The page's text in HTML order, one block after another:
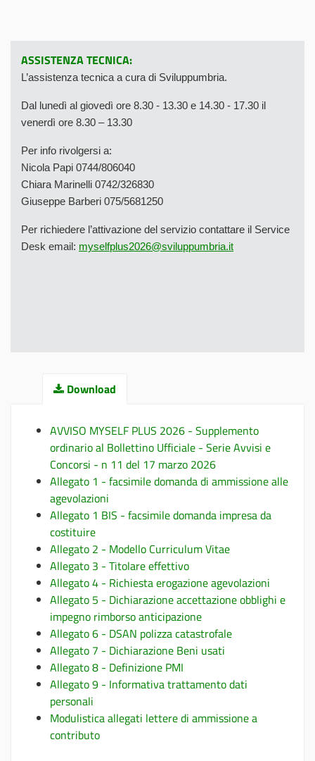
ASSISTENZA TECNICA:
L’assistenza tecnica a cura di Sviluppumbria.
Dal lunedì al giovedì ore 8.30 - 13.30 e 14.30 - 17.30 il
venerdì ore 8.30 – 13.30
Per info rivolgersi a:
Nicola Papi 0744/806040
Chiara Marinelli 0742/326830
Giuseppe Barberi 075/5681250
Per richiedere l’attivazione del servizio contattare il Service
Desk email: myselfplus2026@sviluppumbria.it
Download
AVVISO MYSELF PLUS 2026 - Supplemento
ordinario al Bollettino Ufficiale - Serie Avvisi e
Concorsi - n 11 del 17 marzo 2026
Allegato 1 - facsimile domanda di ammissione alle
agevolazioni
Allegato 1 BIS - facsimile domanda impresa da
costituire
Allegato 2 - Modello Curriculum Vitae
Allegato 3 - Titolare effettivo
Allegato 4 - Richiesta erogazione agevolazioni
Allegato 5 - Dichiarazione accettazione obblighi e
impegno rimborso anticipazione
Allegato 6 - DSAN polizza catastrofale
Allegato 7 - Dichiarazione Beni usati
Allegato 8 - Definizione PMI
Allegato 9 - Informativa trattamento dati
personali
Modulistica allegati lettere di ammissione a
contributo